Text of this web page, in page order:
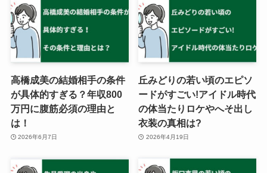
高橋成美の結婚相手の条件
が具体的すぎる？年収800
万円に腹筋必須の理由と
は！
2026年6月7日
丘みどりの若い頃のエピソ
ードがすごい!アイドル時代
の体当たりロケやへそ出し
衣装の真相は?
2026年4月19日